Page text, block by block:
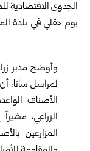
الجدوى الاقتصادية
وأوضح مدير
لمراسل سانا،
الأصناف
الزراعي،
المزارعين